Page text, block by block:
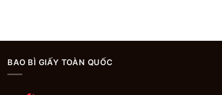
BAO BÌ GIẤY TOÀN QUỐC